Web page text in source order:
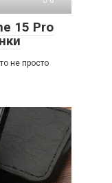
15 Pro
не просто